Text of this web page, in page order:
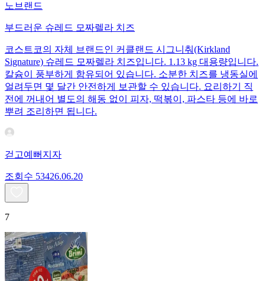
노브랜드
부드러운 슈레드 모짜렐라 치즈
코스트코의 자체 브랜드인 커클랜드 시그니춰(Kirkland
Signature) 슈레드 모짜렐라 치즈입니다. 1.13 kg 대용량입니다.
칼슘이 풍부하게 함유되어 있습니다. 소분한 치즈를 냉동실에
얼려두면 몇 달간 안전하게 보관할 수 있습니다. 요리하기 직
전에 꺼내어 별도의 해동 없이 피자, 떡볶이, 파스타 등에 바로
뿌려 조리하면 됩니다.
걷고예뻐지자
조회수 53426.06.20
7